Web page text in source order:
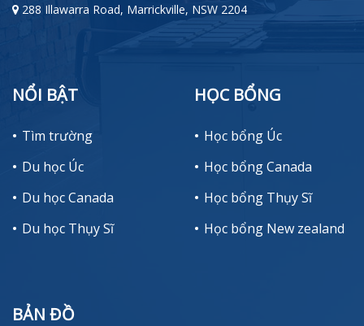
288 Illawarra Road, Marrickville, NSW 2204
NỔI BẬT
Tìm trường
Du học Úc
Du học Canada
Du học Thụy Sĩ
HỌC BỔNG
Học bổng Úc
Học bổng Canada
Học bổng Thụy Sĩ
Học bổng New zealand
BẢN ĐỒ